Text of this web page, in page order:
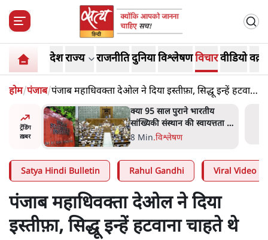
देशराज्य राजनीतिदुनियाविश्लेषणविचारवीडियो
होम/पंजाब/पंजाब महाधिवक्ता देओल ने दिया इस्तीफ़ा, सिद्धू इन्हें हटवाना
चाहते थे
ट्रेंडिंग
ख़बर
5 नहीं,
क्या 95 साल पुराने भारतीय
सांख्यिकी संस्थान की स्वायत्तता पर
भी अब मंडरा रहा ख़तरा?
8 Min.विश्लेषण
Satya Hindi Bulletin Rahul Gandhi Viral Video
पंजाब महाधिवक्ता देओल ने दिया
इस्तीफ़ा, सिद्धू इन्हें हटवाना चाहते थे